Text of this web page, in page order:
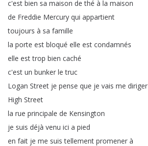
c'est bien sa maison de thé à la maison
de Freddie Mercury qui appartient
toujours à sa famille
la porte est bloqué elle est condamnés
elle est trop bien caché
c'est un bunker le truc
Logan Street je pense que je vais me diriger
High Street
la rue principale de Kensington
je suis déjà venu ici a pied
en fait je me suis tellement promener à